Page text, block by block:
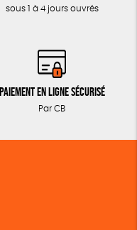
sous 1 à 4 jours ouvrés
Paiement en ligne sécurisé
Par CB